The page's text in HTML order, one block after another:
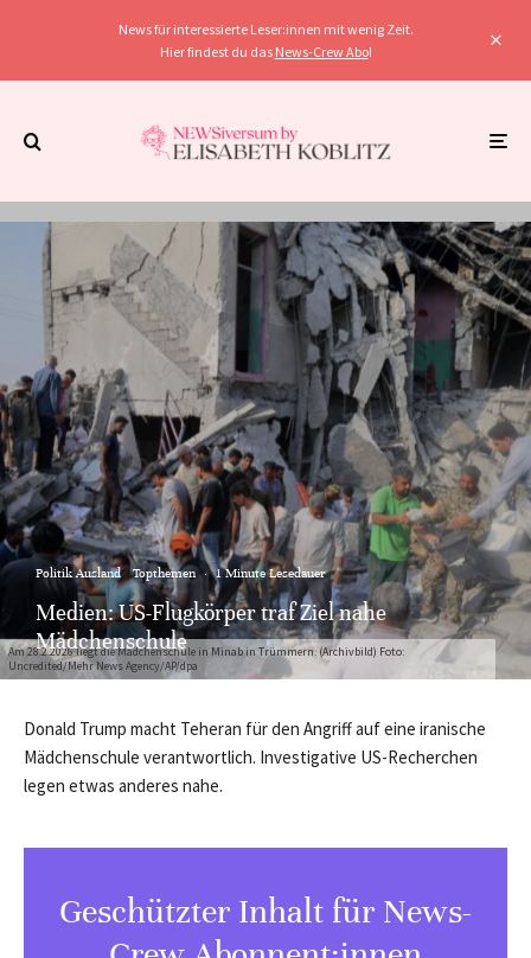
News für interessierte Leser:innen mit wenig Zeit.
Hier findest du das News-Crew Abo!
Am 28.2.2026 liegt die Mädchenschule in Minab in Trümmern. (Archivbild) Foto:
Uncredited/Mehr News Agency/AP/dpa
Politik Ausland Topthemen · 1 Minute Lesedauer
Medien: US-Flugkörper traf Ziel nahe
Mädchenschule
Donald Trump macht Teheran für den Angriff auf eine iranische
Mädchenschule verantwortlich. Investigative US-Recherchen
legen etwas anderes nahe.
Geschützter Inhalt für News-